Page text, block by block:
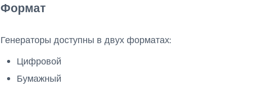
Формат
Генераторы доступны в двух форматах:
Цифровой
Бумажный